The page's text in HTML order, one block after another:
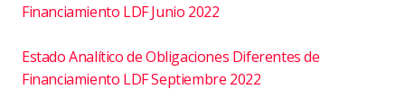
Financiamiento LDF Junio 2022
Estado Analítico de Obligaciones Diferentes de
Financiamiento LDF Septiembre 2022